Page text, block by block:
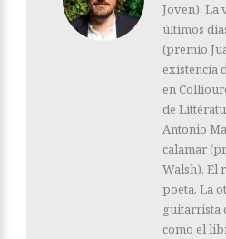
Joven), La
últimos
(premio
existencia
en
de
Antonio
calamar
Walsh), El
poeta, La
guitarrista
como el